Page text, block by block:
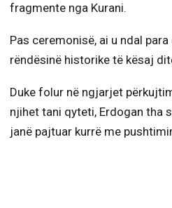
fragmente nga Kurani.
Pas ceremonisë, ai u ndal
rëndësinë historike të kësaj
Duke folur në ngjarjet
njihet tani qyteti, Erdogan tha
janë pajtuar kurrë me